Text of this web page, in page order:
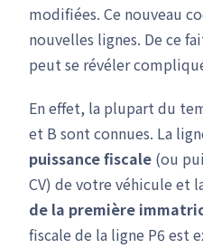
modifiées. Ce nouveau
nouvelles lignes. De ce
peut se révéler
En effet, la plupart du
et B sont connues. La
puissancefiscale (ou
CV) de votre véhicule et
de la première
fiscale de la ligne P6 est